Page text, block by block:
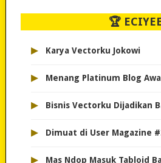
🏆
▸ Karya Vectorku Jokowi
▸ Menang Platinum Blog
▸ Bisnis Vectorku Dijadikan
▸ Dimuat di User Magazine
▸ Mas Ndop Masuk Tabloid